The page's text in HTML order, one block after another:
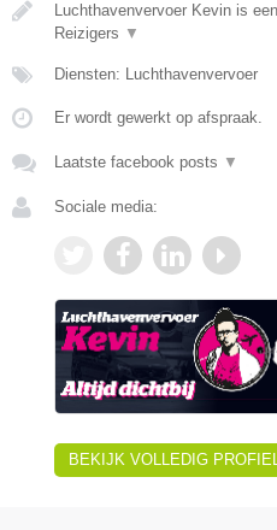
Luchthavenvervoer Kevin is
Reizigers ▼
Diensten: Luchthavenvervoer
Er wordt gewerkt op afspraak.
Laatste facebook posts ▼
Sociale media:
BEKIJK VOLLEDIG